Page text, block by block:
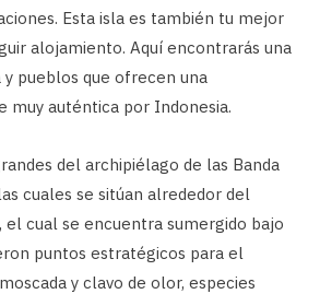
Esta isla es también tu mejor
alojamiento. Aquí encontrarás una
pueblos que ofrecen una
muy auténtica por Indonesia.
del archipiélago de las Banda
cuales se sitúan alrededor del
el cual se encuentra sumergido bajo
puntos estratégicos para el
y clavo de olor, especies